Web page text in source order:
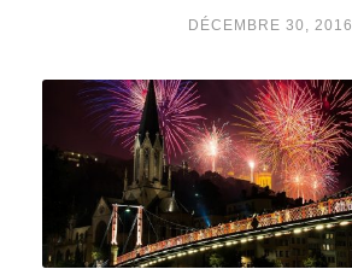
DÉCEMBRE 30, 2016